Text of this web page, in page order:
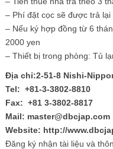
– Phí đặt cọc sẽ được trả
– Nếu ký hợp đồng từ 6
2000 yen
– Thiết bị trong phòng: Tủ
Địa chỉ:2-51-8 Nishi-
Tel: +81-3-3802-8810
Fax: +81 3-3802-8817
Mail: master@dbcjap.com
Website: http://
Đăng ký nhận tài liệu và